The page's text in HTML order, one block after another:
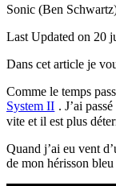
Sonic (Ben
Last Updated on 20
Dans cet article je
Comme le temps
System II . J’ai
vite et il est plus
Quand j’ai eu vent
de mon hérisson